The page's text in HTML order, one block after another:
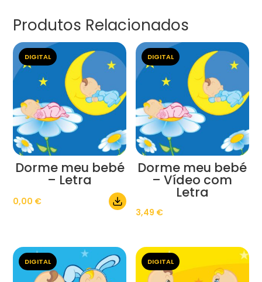
Produtos Relacionados
DIGITAL
Dorme meu bebé
– Letra
0,00 €
DIGITAL
Dorme meu bebé
– Vídeo com
Letra
3,49 €
DIGITAL DIGITAL